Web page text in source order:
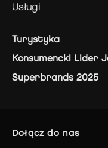
usługi
Turystyka
Konsumencki Lider
Superbrands 2025
dołącz do nas